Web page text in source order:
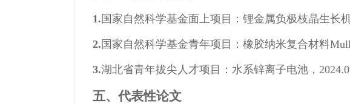
1. 国家自然科学基金面上项目：锂金属负极枝晶生长
2. 国家自然科学基金青年项目：橡胶纳米复合材料
3.湖北省青年拔尖人才项目：水系锌离子电池，
五、代表性论文